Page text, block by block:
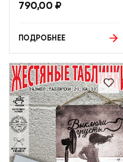
790,00 ₽
ПОДРОБНЕЕ